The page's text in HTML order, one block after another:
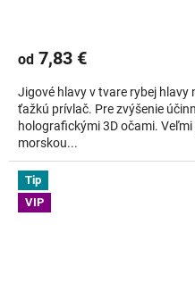
od 7,83 €
Jigové hlavy v tvare rybej hlavy
ťažkú prívlač. Pre zvýšenie
holografickými 3D očami.
morskou...
Tip
VIP